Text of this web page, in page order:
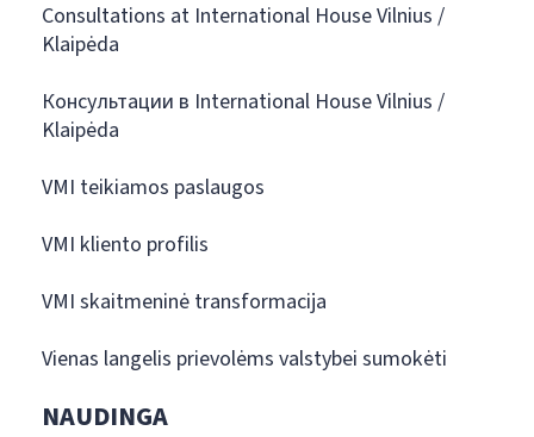
Consultations at International House Vilnius /
Klaipėda
Консультации в International House Vilnius /
Klaipėda
VMI teikiamos paslaugos
VMI kliento profilis
VMI skaitmeninė transformacija
Vienas langelis prievolėms valstybei sumokėti
NAUDINGA